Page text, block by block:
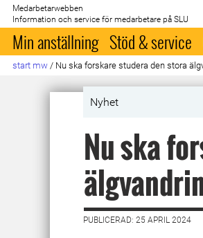
Medarbetarwebben
Information och service för medarbetare på SLU
Min anställning Stöd & service
start mw / Nu ska forskare studera den stora
Nyhet
Nu ska
PUBLICERAD: 25 APRIL 2024